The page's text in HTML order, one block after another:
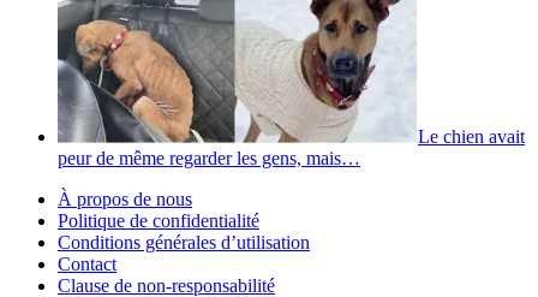
Le chien avait
peur de même regarder les gens, mais…
À propos de nous
Politique de confidentialité
Conditions générales d’utilisation
Contact
Clause de non-responsabilité